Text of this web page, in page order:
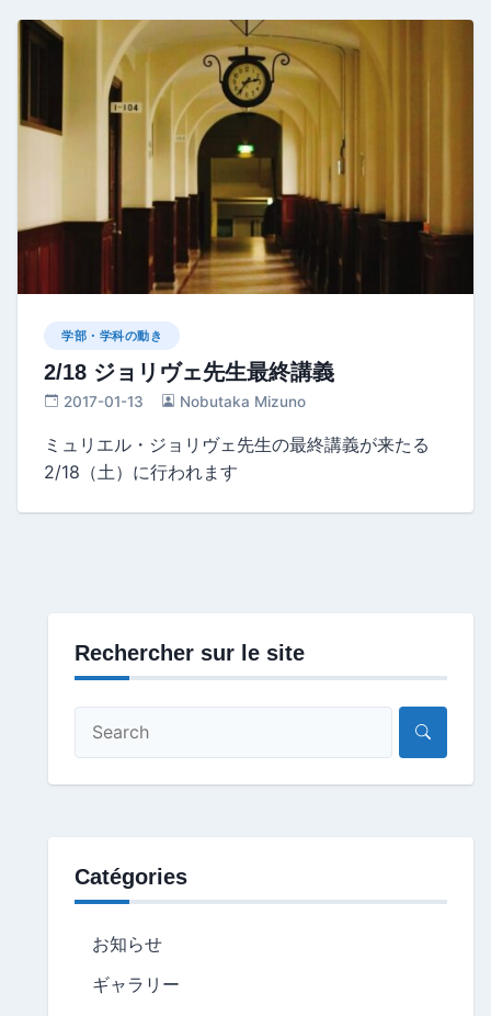
学部・学科の動き
2/18 ジョリヴェ先生最終講義
2017-01-13 Nobutaka Mizuno
ミュリエル・ジョリヴェ先生の最終講義が来たる
2/18（土）に行われます
Rechercher sur le site
Catégories
お知らせ
ギャラリー